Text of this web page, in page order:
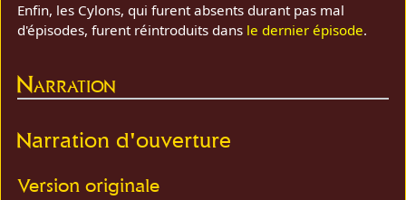
Enfin, les Cylons, qui furent absents durant pas mal
d'épisodes, furent réintroduits dans le dernier épisode.
Narration
Narration d'ouverture
Version originale